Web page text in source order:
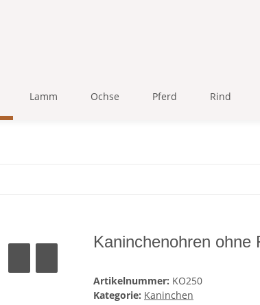
Lamm Ochse Pferd Rind
Kaninchenohren ohne
Artikelnummer: KO250
Kategorie: Kaninchen